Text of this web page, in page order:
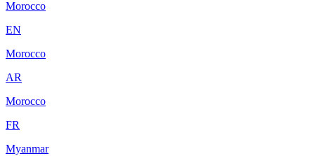
Morocco
EN
Morocco
AR
Morocco
FR
Myanmar